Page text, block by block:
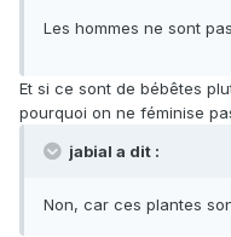
Les hommes ne sont
Et si ce sont de bébêtes
pourquoi on ne féminise
jabial a dit :
Non, car ces plantes